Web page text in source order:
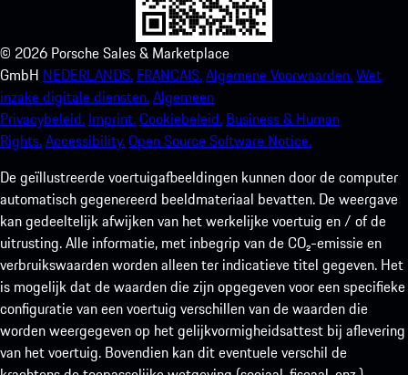
© 2026 Porsche Sales & Marketplace
GmbH NEDERLANDS. FRANCAIS.Algemene Voorwaarden.Wet
inzake digitale diensten.Algemeen
Privacybeleid. Imprint.Cookiebeleid. Business & Human
Rights.Accessibility.Open Source Software Notice.
De geïllustreerde voertuigafbeeldingen kunnen door de computer
automatisch gegenereerd beeldmateriaal bevatten. De weergave
kan gedeeltelijk afwijken van het werkelijke voertuig en / of de
uitrusting. Alle informatie, met inbegrip van de CO₂-emissie en
verbruikswaarden worden alleen ter indicatieve titel gegeven. Het
is mogelijk dat de waarden die zijn opgegeven voor een specifieke
configuratie van een voertuig verschillen van de waarden die
worden weergegeven op het gelijkvormigheidsattest bij aflevering
van het voertuig. Bovendien kan dit eventuele verschil de